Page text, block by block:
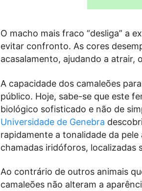
O macho mais fraco “desliga” a
evitar confronto. As cores
acasalamento, ajudando a atrair,
A capacidade dos camaleões
público. Hoje, sabe-se que este
biológico sofisticado e não de
Universidade de Genebra
rapidamente a tonalidade da
chamadas iridóforos, localizadas
Ao contrário de outros animais
camaleões não alteram a